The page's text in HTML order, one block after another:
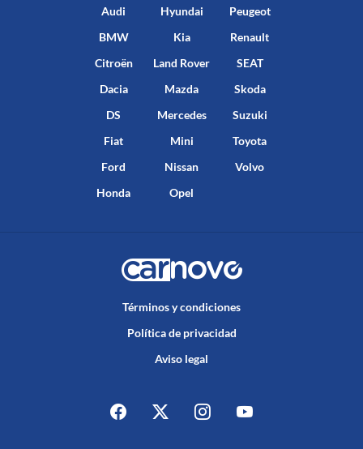
Audi
BMW
Citroën
Dacia
DS
Fiat
Ford
Honda
Hyundai
Kia
Land Rover
Mazda
Mercedes
Mini
Nissan
Opel
Peugeot
Renault
SEAT
Skoda
Suzuki
Toyota
Volvo
Términos y condiciones
Política de privacidad
Aviso legal